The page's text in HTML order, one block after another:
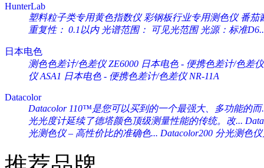
HunterLab
塑料粒子类专用黄色指数仪 彩钢板行业专用测色仪 番茄
重复性： 0.1以内 光谱范围： 可见光范围 光源：标准
日本电色
测色色差计/色差仪 ZE6000 日本电色 - 便携色差计/色差
仪 ASA1 日本电色 - 便携色差计/色差仪 NR-11A
Datacolor
Datacolor 110™是您可以买到的一个最强大、多功能的而
光光度计延续了德塔颜色顶级测量性能的传统。改...
光测色仪 – 高性价比的准确色... Datacolor200 分光测色